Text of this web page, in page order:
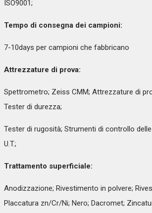
ISO9001;
Tempo di consegna dei campioni:
7-10days per campioni che fabbricano
Attrezzature di prova:
Spettrometro; Zeiss CMM; Attrezzature di
Tester di durezza;
Tester di rugosità; Strumenti di controllo
U.T.;
Trattamento superficiale:
Anodizzazione; Rivestimento in polvere;
Placcatura zn/Cr/Ni; Nero; Dacromet;